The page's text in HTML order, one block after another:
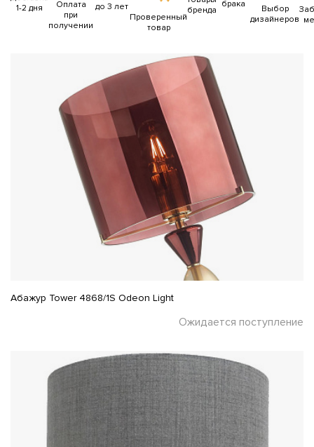
1-2 дня
Оплата
при
получении
до 3 лет
Проверенный
товар
бренда
брака
Выбор
дизайнеров
Абажур Tower 4868/1S Odeon Light
Ожидается поступление